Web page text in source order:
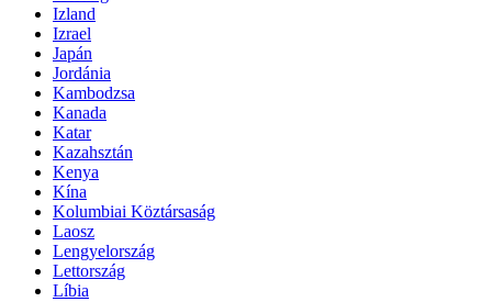
Izland
Izrael
Japán
Jordánia
Kambodzsa
Kanada
Katar
Kazahsztán
Kenya
Kína
Kolumbiai Köztársaság
Laosz
Lengyelország
Lettország
Líbia